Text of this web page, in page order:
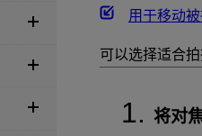
用于移动
可以选择适合
将对